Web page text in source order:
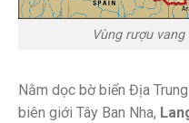
Vùng rượu
Nằm dọc bờ biển Địa
biên giới Tây Ban Nha,